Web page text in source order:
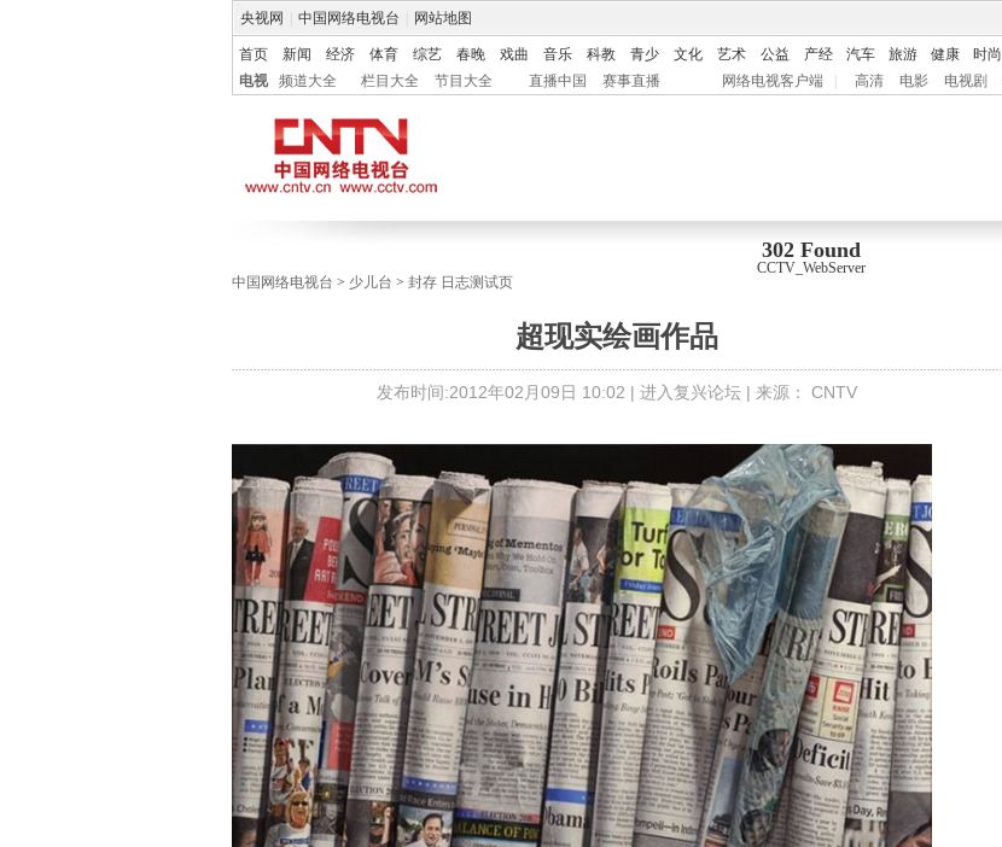
央视网 中国网络电视台 网站地图
首页 新闻 经济 体育 综艺 春晚 戏曲 音乐 科教 青少 文化 艺术 公益 产经 汽车 旅游 健康 时尚
电视
频道大全 栏目大全 节目大全 直播中国 赛事直播 网络电视客户端 高清 电影 电视剧
302 Found
CCTV_WebServer
中国网络电视台 > 少儿台 > 封存 日志测试页
超现实绘画作品
发布时间:2012年02月09日 10:02 | 进入复兴论坛| 来源： CNTV